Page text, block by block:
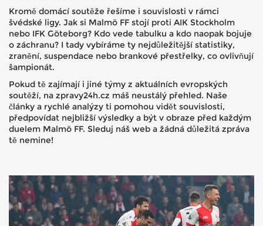
Kromě domácí soutěže řešíme i souvislosti v rámci
švédské ligy. Jak si Malmö FF stojí proti AIK Stockholm
nebo IFK Göteborg? Kdo vede tabulku a kdo naopak bojuje
o záchranu? I tady vybíráme ty nejdůležitější statistiky,
zranění, suspendace nebo brankové přestřelky, co ovlivňují
šampionát.
Pokud tě zajímají i jiné týmy z aktuálních evropských
soutěží, na zpravy24h.cz máš neustálý přehled. Naše
články a rychlé analýzy ti pomohou vidět souvislosti,
předpovídat nejbližší výsledky a být v obraze před každým
duelem Malmö FF. Sleduj náš web a žádná důležitá zpráva
tě nemine!